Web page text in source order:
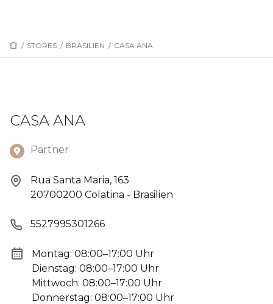
/ STORES / BRASILIEN / CASA ANA
CASA ANA
Partner
Rua Santa Maria, 163
20700200 Colatina - Brasilien
5527995301266
Montag: 08:00–17:00 Uhr
Dienstag: 08:00–17:00 Uhr
Mittwoch: 08:00–17:00 Uhr
Donnerstag: 08:00–17:00 Uhr